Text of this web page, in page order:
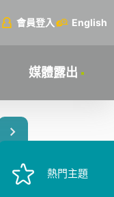
會員登入 English
媒體露出
熱門主題